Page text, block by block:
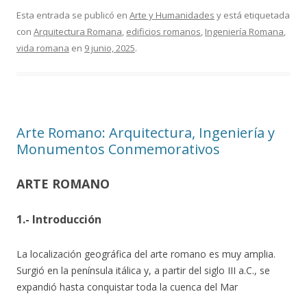
Esta entrada se publicó en Arte y Humanidades y está etiquetada
con Arquitectura Romana, edificios romanos, Ingeniería Romana,
vida romana en 9 junio, 2025.
Arte Romano: Arquitectura, Ingeniería y
Monumentos Conmemorativos
ARTE ROMANO
1.- Introducción
La localización geográfica del arte romano es muy amplia.
Surgió en la península itálica y, a partir del siglo III a.C., se
expandió hasta conquistar toda la cuenca del Mar